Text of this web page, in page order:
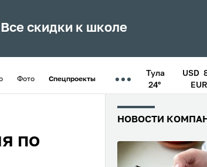
Все скидки к школе
Фото Спецпроекты
Тула
24°
USD
EUR
по
НОВОСТИ